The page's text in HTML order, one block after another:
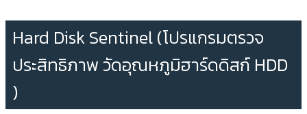
Hard Disk Sentinel (โปรแกรมตรวจ
ประสิทธิภาพ วัดอุณหภูมิฮาร์ดดิสก์ HDD
)